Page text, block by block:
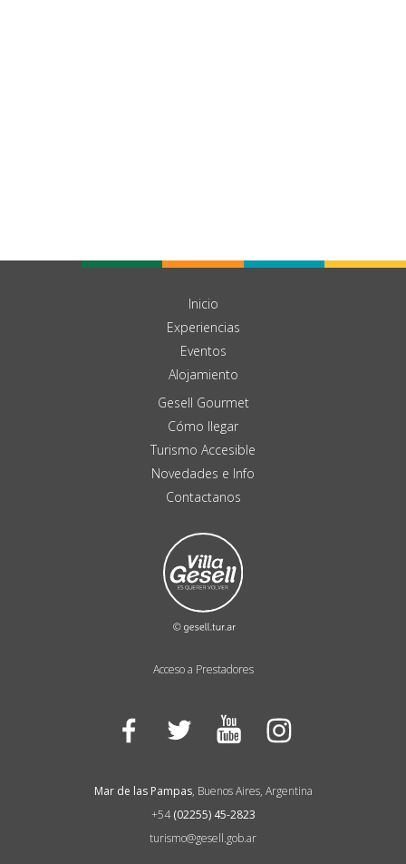
Acceso a Prestadores
Inicio
Experiencias
Eventos
Alojamiento
Gesell Gourmet
Cómo llegar
Turismo Accesible
Novedades e Info
Contactanos
Facebook Twitter YouTube
Mar de las Pampas, Buenos Aires, Argentina
+54(02255) 45-2823
turismo@gesell.gob.ar